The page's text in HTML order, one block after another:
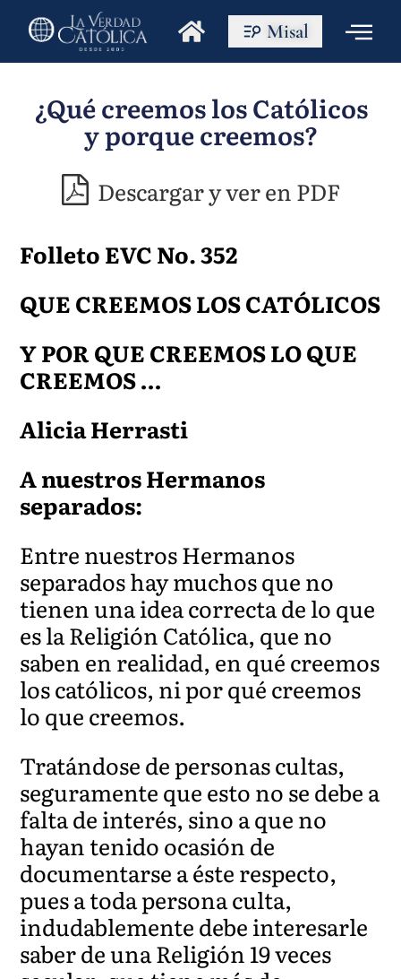
Misal
¿Qué creemos los Católicos
y porque creemos?
Descargar y ver en PDF
Folleto EVC No. 352
QUE CREEMOS LOS CATÓLICOS
Y POR QUE CREEMOS LO QUE
CREEMOS …
Alicia Herrasti
A nuestros Hermanos
separados:
Entre nuestros Hermanos
separados hay muchos que no
tienen una idea correcta de lo que
es la Religión Católica, que no
saben en realidad, en qué creemos
los católicos, ni por qué creemos
lo que creemos.
Tratándose de personas cultas,
seguramente que esto no se debe a
falta de interés, sino a que no
hayan tenido ocasión de
documentarse a éste respecto,
pues a toda persona culta,
indudablemente debe interesarle
saber de una Religión 19 veces